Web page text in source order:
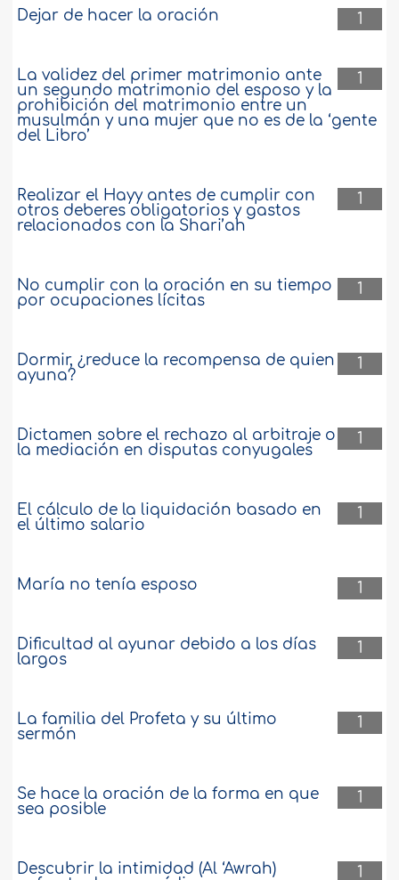
1
Dejar de hacer la oración
1
La validez del primer matrimonio ante
un segundo matrimonio del esposo y la
prohibición del matrimonio entre un
musulmán y una mujer que no es de la ‘gente
del Libro’
1
Realizar el Hayy antes de cumplir con
otros deberes obligatorios y gastos
relacionados con la Shari’ah
1
No cumplir con la oración en su tiempo
por ocupaciones lícitas
1
Dormir, ¿reduce la recompensa de quien
ayuna?
1
Dictamen sobre el rechazo al arbitraje o
la mediación en disputas conyugales
1
El cálculo de la liquidación basado en
el último salario
1
María no tenía esposo
1
Dificultad al ayunar debido a los días
largos
1
La familia del Profeta y su último
sermón
1
Se hace la oración de la forma en que
sea posible
1
Descubrir la intimidad (Al ‘Awrah)